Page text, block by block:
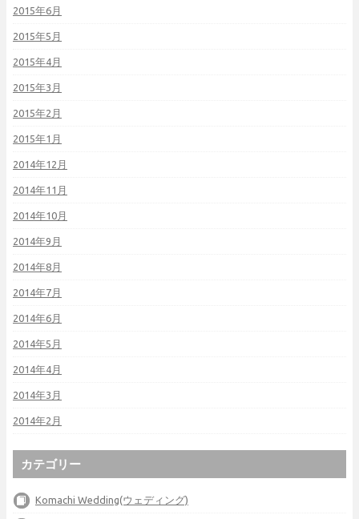
2015年6月
2015年5月
2015年4月
2015年3月
2015年2月
2015年1月
2014年12月
2014年11月
2014年10月
2014年9月
2014年8月
2014年7月
2014年6月
2014年5月
2014年4月
2014年3月
2014年2月
カテゴリー
Komachi Wedding(ウェディング)